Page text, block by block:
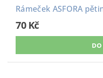
Rámeček ASFORA
70 Kč